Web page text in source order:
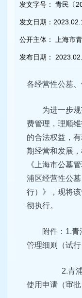
发文字号： 青民〔
发文日期：
公开主体： 上海市
发布日期：
各经营性公墓、
为进一步
费管理，理顺
的合法权益，
期经营和发展
《上海市公墓
浦区经营性公
行）》，现将
彻执行。
附件：1.
管理细则（试行
2.青浦区
使用申请（审